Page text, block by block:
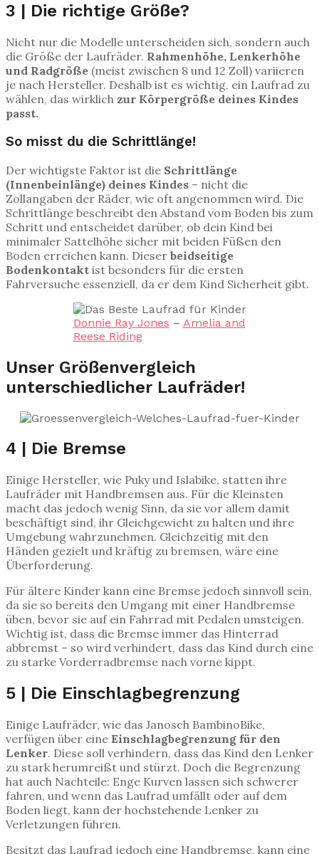
3 | Die richtige Größe?
Nicht nur die Modelle unterscheiden sich, sondern auch
die Größe der Laufräder. Rahmenhöhe, Lenkerhöhe
und Radgröße (meist zwischen 8 und 12 Zoll) variieren
je nach Hersteller. Deshalb ist es wichtig, ein Laufrad zu
wählen, das wirklich zur Körpergröße deines Kindes
passt.
So misst du die Schrittlänge!
Der wichtigste Faktor ist die Schrittlänge
(Innenbeinlänge) deines Kindes – nicht die
Zollangaben der Räder, wie oft angenommen wird. Die
Schrittlänge beschreibt den Abstand vom Boden bis zum
Schritt und entscheidet darüber, ob dein Kind bei
minimaler Sattelhöhe sicher mit beiden Füßen den
Boden erreichen kann. Dieser beidseitige
Bodenkontakt ist besonders für die ersten
Fahrversuche essenziell, da er dem Kind Sicherheit gibt.
Donnie Ray Jones – Amelia and
Reese Riding
Unser Größenvergleich
unterschiedlicher Laufräder!
4 | Die Bremse
Einige Hersteller, wie Puky und Islabike, statten ihre
Laufräder mit Handbremsen aus. Für die Kleinsten
macht das jedoch wenig Sinn, da sie vor allem damit
beschäftigt sind, ihr Gleichgewicht zu halten und ihre
Umgebung wahrzunehmen. Gleichzeitig mit den
Händen gezielt und kräftig zu bremsen, wäre eine
Überforderung.
Für ältere Kinder kann eine Bremse jedoch sinnvoll sein,
da sie so bereits den Umgang mit einer Handbremse
üben, bevor sie auf ein Fahrrad mit Pedalen umsteigen.
Wichtig ist, dass die Bremse immer das Hinterrad
abbremst – so wird verhindert, dass das Kind durch eine
zu starke Vorderradbremse nach vorne kippt.
5 | Die Einschlagbegrenzung
Einige Laufräder, wie das Janosch BambinoBike,
verfügen über eine Einschlagbegrenzung für den
Lenker. Diese soll verhindern, dass das Kind den Lenker
zu stark herumreißt und stürzt. Doch die Begrenzung
hat auch Nachteile: Enge Kurven lassen sich schwerer
fahren, und wenn das Laufrad umfällt oder auf dem
Boden liegt, kann der hochstehende Lenker zu
Verletzungen führen.
Besitzt das Laufrad jedoch eine Handbremse, kann eine